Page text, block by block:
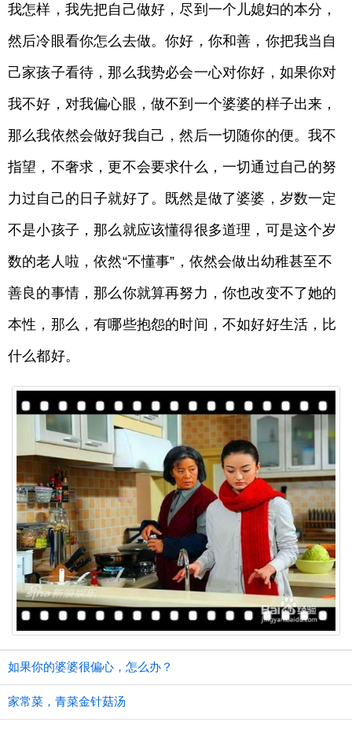
我怎样，我先把自己做好，尽到一个儿媳妇的本分，
然后冷眼看你怎么去做。你好，你和善，你把我当自
己家孩子看待，那么我势必会一心对你好，如果你对
我不好，对我偏心眼，做不到一个婆婆的样子出来，
那么我依然会做好我自己，然后一切随你的便。我不
指望，不奢求，更不会要求什么，一切通过自己的努
力过自己的日子就好了。既然是做了婆婆，岁数一定
不是小孩子，那么就应该懂得很多道理，可是这个岁
数的老人啦，依然“不懂事”，依然会做出幼稚甚至不
善良的事情，那么你就算再努力，你也改变不了她的
本性，那么，有哪些抱怨的时间，不如好好生活，比
什么都好。
如果你的婆婆很偏心，怎么办？
家常菜，青菜金针菇汤